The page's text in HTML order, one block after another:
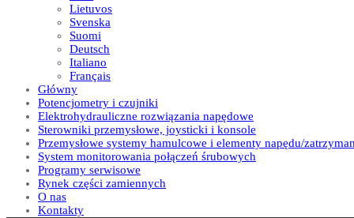
Lietuvos
Svenska
Suomi
Deutsch
Italiano
Français
Główny
Potencjometry i czujniki
Elektrohydrauliczne rozwiązania napędowe
Sterowniki przemysłowe, joysticki i konsole
Przemysłowe systemy hamulcowe i elementy napędu/
System monitorowania połączeń śrubowych
Programy serwisowe
Rynek części zamiennych
O nas
Kontakty